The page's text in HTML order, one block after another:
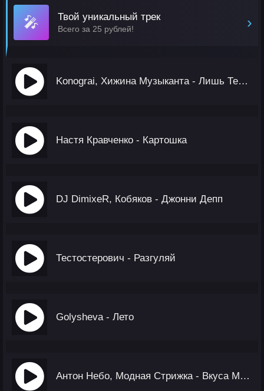
🎤 Твой уникальный трек
Всего за 25 рублей! ›
Konograi, Хижина Музыканта - Лишь Тебя Со Мною Нет
Настя Кравченко - Картошка
DJ DimixeR, Кобяков - Джонни Депп
Тестостерович - Разгуляй
Golysheva - Лето
Антон Небо, Модная Стрижка - Вкуса Мармелада